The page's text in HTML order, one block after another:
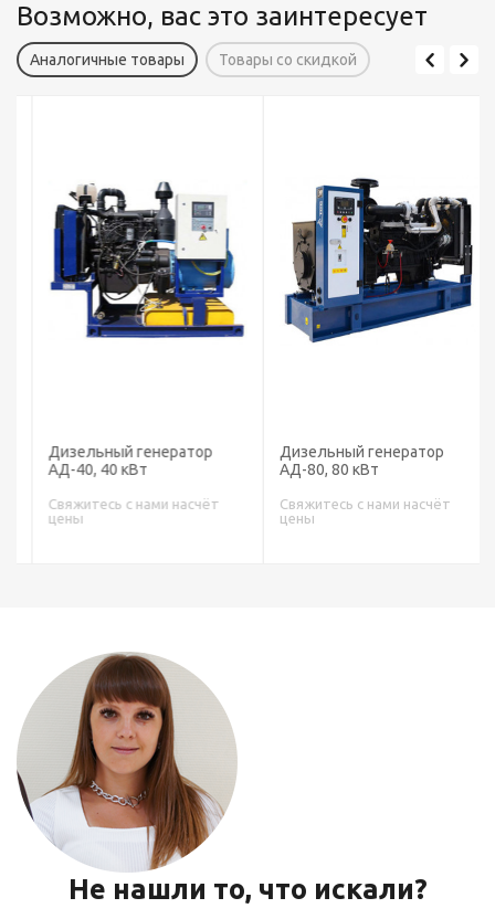
Возможно, вас это заинтересует
Аналогичные товары Товары со скидкой
Дизельный генератор
АД-40, 40 кВт
Свяжитесь с нами насчёт
цены
Дизельный генератор
АД-80, 80 кВт
Свяжитесь с нами насчёт
цены
Не нашли то, что искали?